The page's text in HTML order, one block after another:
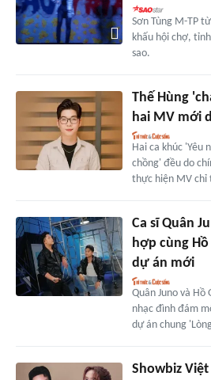
Sơn Tùng M-TP
khấu hội chợ,
sao.
Thế Hùng
hai MV mới
Hai ca khúc 'Yêu
chồng' đều do
thực hiện MV chỉ
Ca sĩ Quân
hợp cùng
dự án mới
Quân Juno và Hồ
nhạc đình đám
dự án chung
Showbiz